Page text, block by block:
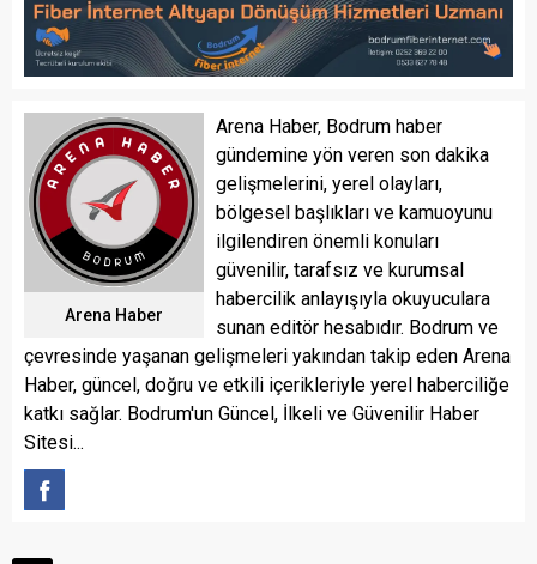
Arena Haber
Arena Haber, Bodrum haber
gündemine yön veren son dakika
gelişmelerini, yerel olayları,
bölgesel başlıkları ve kamuoyunu
ilgilendiren önemli konuları
güvenilir, tarafsız ve kurumsal
habercilik anlayışıyla okuyuculara
sunan editör hesabıdır. Bodrum ve
çevresinde yaşanan gelişmeleri yakından takip eden Arena
Haber, güncel, doğru ve etkili içerikleriyle yerel haberciliğe
katkı sağlar. Bodrum'un Güncel, İlkeli ve Güvenilir Haber
Sitesi...